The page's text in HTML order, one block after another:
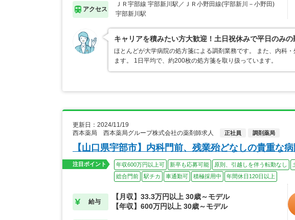
アクセス
ＪＲ宇部線 宇部新川駅／ＪＲ小野田線(宇部新川－小野田)
宇部新川駅
キャリアを積みたい方大歓迎！土日祝休みで平日のみ
ほとんどが大学病院の処方箋による調剤業務です。 また、内科
ます。 1日平均で、約200枚の処方箋を取り扱っています。
更新日：2024/11/19
西本薬局 西本薬局グループ株式会社の薬剤師求人
正社員 調剤薬局
【山口県宇部市】内科門前、残業殆どなしの貴重な
注目ポイント 年収600万円以上可 新卒も応募可能 原則、引越しを伴う転勤なし
総合門前
駅チカ 車通勤可 積極採用中 年間休日120日以上
給与
【月収】33.3万円以上 30歳～モデル
【年収】600万円以上 30歳～モデル